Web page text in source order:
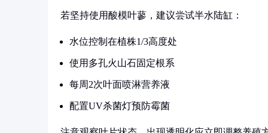
若坚持使用酸模叶蓼，建议尝试半水陆缸：
水位控制在植株1/3高度处
使用多孔火山石固定根系
每周2次叶面喷淋营养液
配置UV杀菌灯预防霉菌